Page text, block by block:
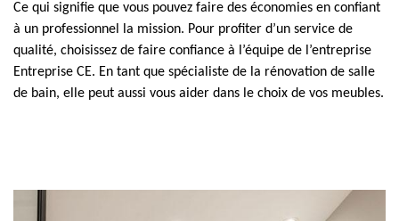
Ce qui signifie que vous pouvez faire des économies en confiant
à un professionnel la mission. Pour profiter d’un service de
qualité, choisissez de faire confiance à l’équipe de l’entreprise
Entreprise CE. En tant que spécialiste de la rénovation de salle
de bain, elle peut aussi vous aider dans le choix de vos meubles.